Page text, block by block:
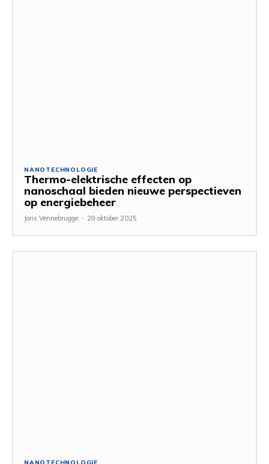
NANOTECHNOLOGIE
Thermo-elektrische effecten op
nanoschaal bieden nieuwe perspectieven
op energiebeheer
Joris Vennebrugge - 29 oktober 2025